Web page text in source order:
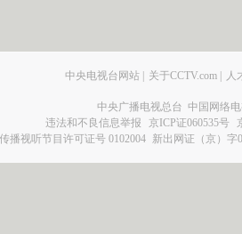
中央电视台网站 | 关于CCTV.com | 人
中央广播电视总台 中国网络
违法和不良信息举报
京ICP证060535号
播视听节目许可证号 0102004 新出网证（京）